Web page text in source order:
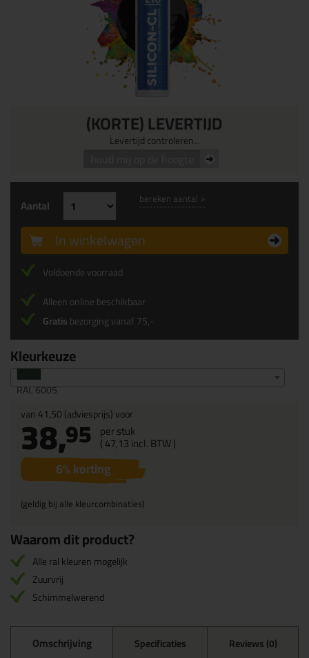
(KORTE) LEVERTIJD
Levertijd controleren...
Kleurkeuze
RAL 6005
van41,50(adviesprijs) voor
38,95 per stuk
(47,13incl. BTW )
6% korting
(geldig bij alle kleurcombinaties)
Aantal bereken aantal >
In winkelwagen
Voldoende voorraad
Alleen online beschikbaar
Gratisbezorging vanaf 75,-
Waarom dit product?
Alle ral kleuren mogelijk
Zuurvrij
Schimmelwerend
Omschrijving Specificaties Reviews (0)